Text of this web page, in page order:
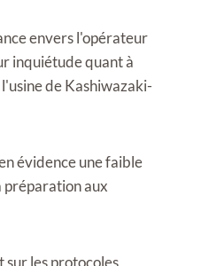
envers l'opérateur
inquiétude quant à
de Kashiwazaki-
évidence une faible
préparation aux
sur les protocoles